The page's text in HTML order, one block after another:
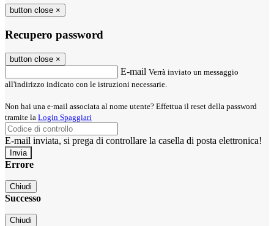
button close ×
Recupero password
button close ×
E-mail Verrà inviato un messaggio
all'indirizzo indicato con le istruzioni necessarie.
Non hai una e-mail associata al nome utente? Effettua il reset della password
tramite la Login Spaggiari
E-mail inviata, si prega di controllare la casella di posta elettronica!
Errore
Chiudi
Successo
Chiudi